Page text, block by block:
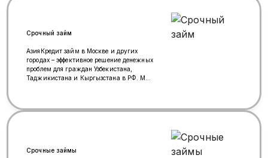
Срочный займ
АзияКредит займ в Москве и других
городах – эффективное решение денежных
проблем для граждан Узбекистана,
Таджикистана и Кыргызстана в РФ. Мы
https://wa.me/message/R5C5YV64ABYEC1
Срочные займы